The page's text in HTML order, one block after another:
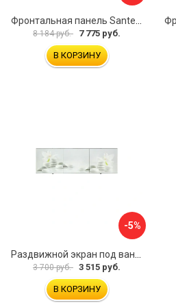
8 184 руб. 7 775 руб.
В КОРЗИНУ
-5%
3 700 руб. 3 515 руб.
В КОРЗИНУ